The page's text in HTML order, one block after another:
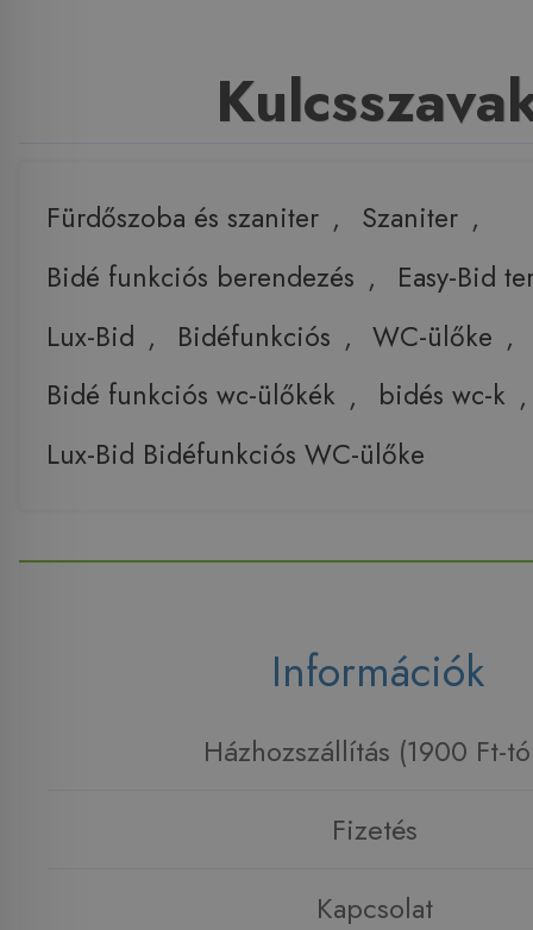
Fürdőszoba és szaniter , Szaniter ,
Bidé funkciós berendezés ,
Easy-Bid
Lux-Bid , Bidéfunkciós , WC-ülőke ,
Bidé funkciós wc-ülőkék , bidés wc-k
Lux-Bid Bidéfunkciós WC-ülőke
Információk
Házhozszállítás (1900 Ft-
Fizetés
Kapcsolat